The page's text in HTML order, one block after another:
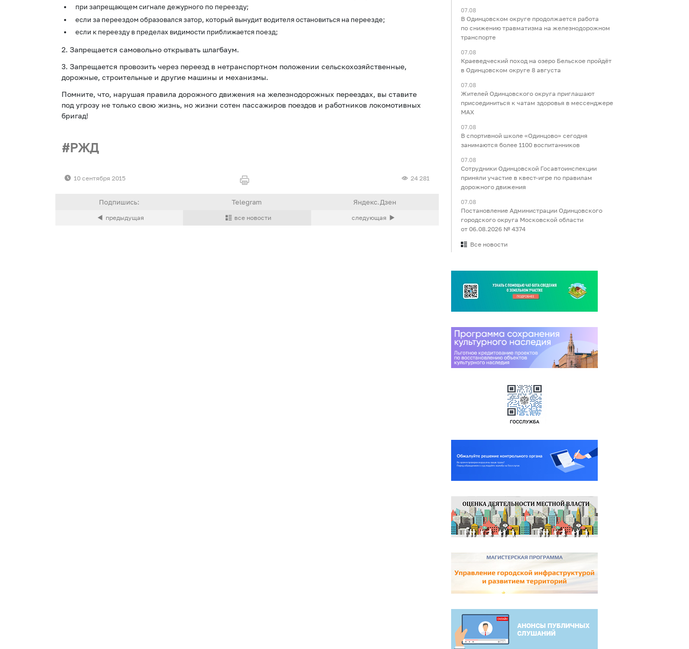
при запрещающем сигнале дежурного по переезду;
если за переездом образовался затор, который вынудит водителя остановиться на переезде;
если к переезду в пределах видимости приближается поезд;
2. Запрещается самовольно открывать шлагбаум.
3. Запрещается провозить через переезд в нетранспортном положении сельскохозяйственные,
дорожные, строительные и другие машины и механизмы.
Помните, что, нарушая правила дорожного движения на железнодорожных переездах, вы ставите
под угрозу не только свою жизнь, но жизни сотен пассажиров поездов и работников локомотивных
бригад!
РЖД
10 сентября 2015 24 281
07.08
В Одинцовском округе продолжается работа
по снижению травматизма на железнодорожном
транспорте
07.08
Краеведческий поход на озеро Бельское пройдёт
в Одинцовском округе 8 августа
07.08
Жителей Одинцовского округа приглашают
присоединиться к чатам здоровья в мессенджере
МАХ
07.08
В спортивной школе «Одинцово» сегодня
занимаются более 1100 воспитанников
07.08
Сотрудники Одинцовской Госавтоинспекции
приняли участие в квест-игре по правилам
дорожного движения
07.08
Постановление Администрации Одинцовского
городского округа Московской области
от 06.08.2026 № 4374
Все новости